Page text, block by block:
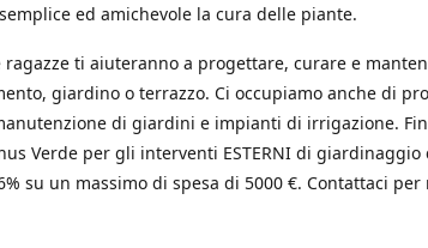
ed amichevole la cura delle piante.
ti aiuteranno a progettare, curare e
giardino o terrazzo. Ci occupiamo anche di
di giardini e impianti di irrigazione.
Verde per gli interventi ESTERNI di giardinaggio
su un massimo di spesa di 5000 €. Contattaci